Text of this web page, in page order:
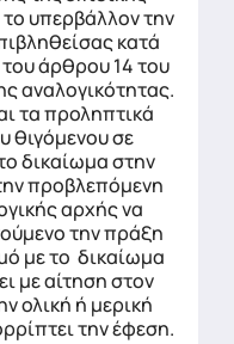
υπερβάλλον την
κατά
άρθρου 14 του
αναλογικότητας.
τα προληπτικά
θιγόμενου σε
δικαίωμα στην
προβλεπόμενη
αρχής να
την πράξη
με το δικαίωμα
με αίτηση στον
ολική ή μερική
την έφεση.